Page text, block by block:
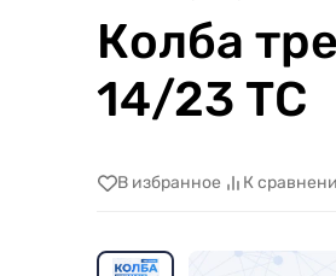
Колба
14/23 ТС
В избранное К